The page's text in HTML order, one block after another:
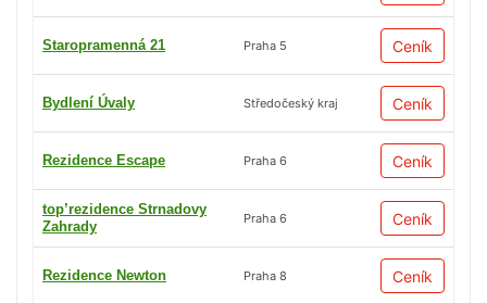
Staropramenná 21 Praha 5 Ceník
Bydlení Úvaly Středočeský kraj Ceník
Rezidence Escape Praha 6 Ceník
top’rezidence Strnadovy
Zahrady
Praha 6 Ceník
Rezidence Newton Praha 8 Ceník